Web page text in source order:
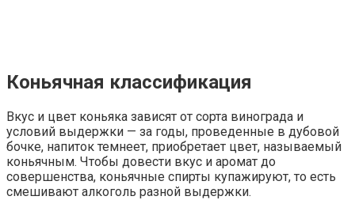
Коньячная классификация
Вкус и цвет коньяка зависят от сорта винограда и
условий выдержки — за годы, проведенные в дубовой
бочке, напиток темнеет, приобретает цвет, называемый
коньячным. Чтобы довести вкус и аромат до
совершенства, коньячные спирты купажируют, то есть
смешивают алкоголь разной выдержки.